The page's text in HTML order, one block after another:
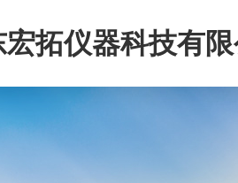
宏拓仪器科技有